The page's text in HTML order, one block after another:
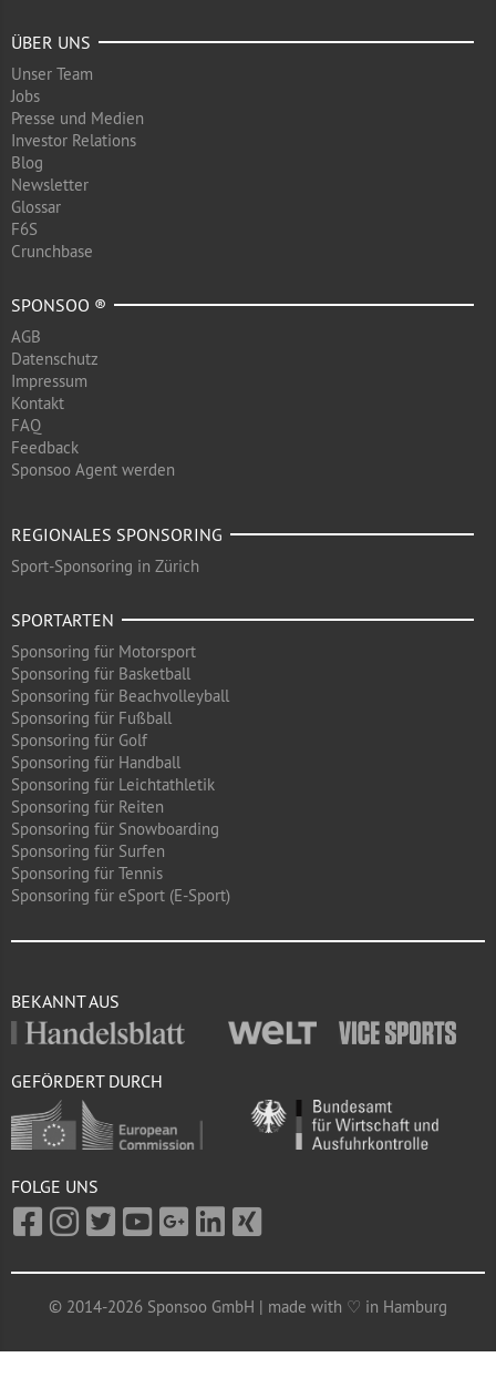
ÜBER UNS
Unser Team
Jobs
Presse und Medien
Investor Relations
Blog
Newsletter
Glossar
F6S
Crunchbase
SPONSOO ®
AGB
Datenschutz
Impressum
Kontakt
FAQ
Feedback
Sponsoo Agent werden
REGIONALES SPONSORING
Sport-Sponsoring in Zürich
SPORTARTEN
Sponsoring für Motorsport
Sponsoring für Basketball
Sponsoring für Beachvolleyball
Sponsoring für Fußball
Sponsoring für Golf
Sponsoring für Handball
Sponsoring für Leichtathletik
Sponsoring für Reiten
Sponsoring für Snowboarding
Sponsoring für Surfen
Sponsoring für Tennis
Sponsoring für eSport (E-Sport)
BEKANNT AUS
GEFÖRDERT DURCH
FOLGE UNS
© 2014-2026 Sponsoo GmbH | made with ♡ in Hamburg